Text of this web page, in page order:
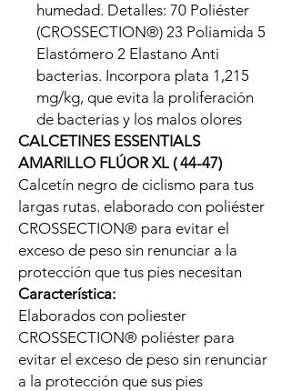
humedad. Detalles: 70 Poliéster
(CROSSECTION®) 23 Poliamida 5
Elastómero 2 Elastano Anti
bacterias. Incorpora plata 1,215
mg/kg, que evita la proliferación
de bacterias y los malos olores
CALCETINES ESSENTIALS
AMARILLO FLÚOR XL ( 44-47)
Calcetín negro de ciclismo para tus
largas rutas. elaborado con poliéster
CROSSECTION® para evitar el
exceso de peso sin renunciar a la
protección que tus pies necesitan
Característica:
Elaborados con poliester
CROSSECTION® poliéster para
evitar el exceso de peso sin renunciar
a la protección que sus pies